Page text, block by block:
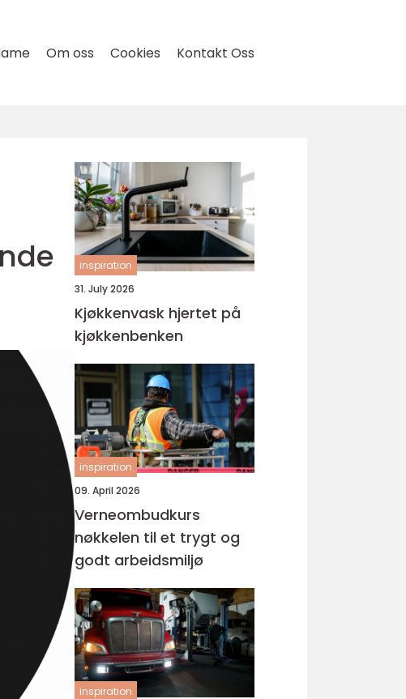
Om oss Cookies Kontakt Oss
inspiration
31. July 2026
Kjøkkenvask hjertet på
kjøkkenbenken
inspiration
09. April 2026
Verneombudkurs
nøkkelen til et trygt og
godt arbeidsmiljø
inspiration